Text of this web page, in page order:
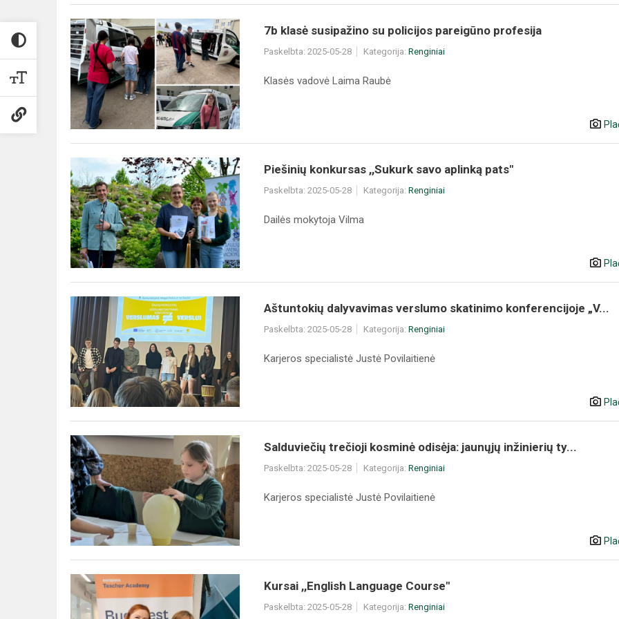
7b klasė susipažino su policijos pareigūno profesija
Paskelbta: 2025-05-28 Kategorija: Renginiai
Klasės vadovė Laima Raubė
Piešinių konkursas ,,Sukurk savo aplinką pats"
Paskelbta: 2025-05-28 Kategorija: Renginiai
Dailės mokytoja Vilma
Aštuntokių dalyvavimas verslumo skatinimo konferencijoje „V...
Paskelbta: 2025-05-28 Kategorija: Renginiai
Karjeros specialistė Justė Povilaitienė
Salduviečių trečioji kosminė odisėja: jaunųjų inžinierių ty...
Paskelbta: 2025-05-28 Kategorija: Renginiai
Karjeros specialistė Justė Povilaitienė
Kursai ,,English Language Course"
Paskelbta: 2025-05-28 Kategorija: Renginiai